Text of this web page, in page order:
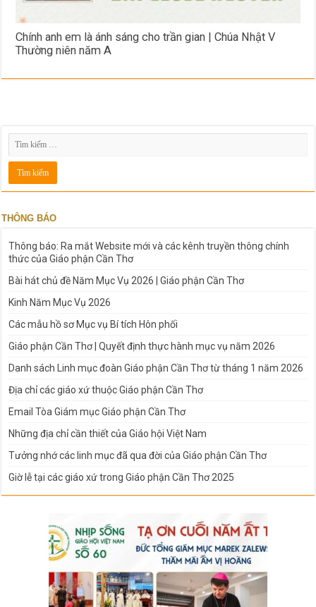
Chính anh em là ánh sáng cho trần gian | Chúa Nhật V
Thường niên năm A
THÔNG BÁO
Thông báo: Ra mắt Website mới và các kênh truyền thông chính
thức của Giáo phận Cần Thơ
Bài hát chủ đề Năm Mục Vụ 2026 | Giáo phận Cần Thơ
Kinh Năm Mục Vụ 2026
Các mẫu hồ sơ Mục vụ Bí tích Hôn phối
Giáo phận Cần Thơ | Quyết định thực hành mục vụ năm 2026
Danh sách Linh mục đoàn Giáo phận Cần Thơ từ tháng 1 năm 2026
Địa chỉ các giáo xứ thuộc Giáo phận Cần Thơ
Email Tòa Giám mục Giáo phận Cần Thơ
Những địa chỉ cần thiết của Giáo hội Việt Nam
Tưởng nhớ các linh mục đã qua đời của Giáo phận Cần Thơ
Giờ lễ tại các giáo xứ trong Giáo phận Cần Thơ 2025